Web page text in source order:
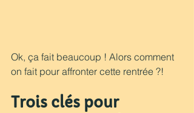
Ok, ça fait beaucoup ! Alors comment
on fait pour affronter cette rentrée ?!
Trois clés pour